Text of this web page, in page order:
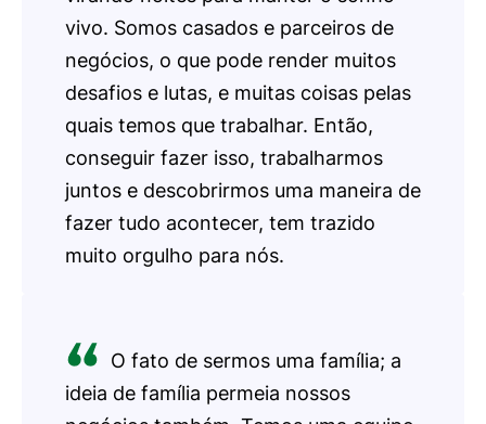
vivo. Somos casados e parceiros de
negócios, o que pode render muitos
desafios e lutas, e muitas coisas pelas
quais temos que trabalhar. Então,
conseguir fazer isso, trabalharmos
juntos e descobrirmos uma maneira de
fazer tudo acontecer, tem trazido
muito orgulho para nós.
O fato de sermos uma família; a
ideia de família permeia nossos